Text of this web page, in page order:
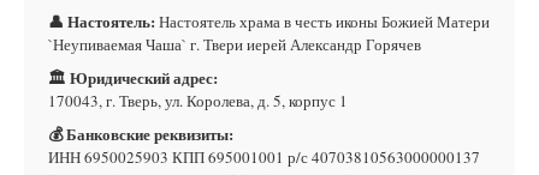
👤 Настоятель: Настоятель храма в честь иконы Божией Матери
`Неупиваемая Чаша` г. Твери иерей Александр Горячев
🏛 Юридический адрес:
170043, г. Тверь, ул. Королева, д. 5, корпус 1
💰 Банковские реквизиты:
ИНН 6950025903 КПП 695001001 р/с 40703810563000000137